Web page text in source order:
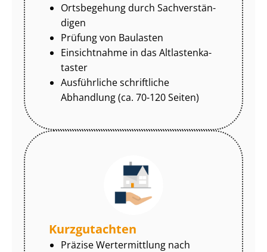
Ortsbegehung durch Sach­ver­stän­
di­gen
Prüfung von Baulasten
Einsichtnahme in das Alt­las­ten­ka­
tas­ter
Ausführliche schriftliche
Abhandlung (ca. 70-120 Seiten)
Kurzgutachten
Präzise Wertermittlung nach